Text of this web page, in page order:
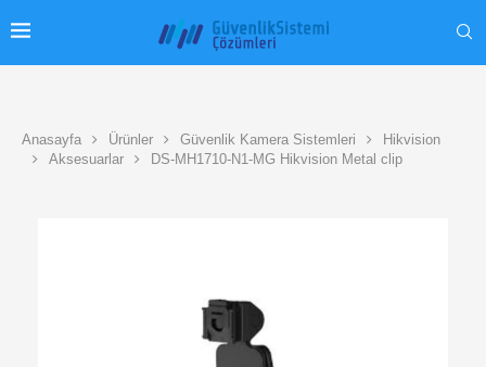
Anasayfa Ürünler Güvenlik Kamera Sistemleri
Hikvision
Aksesuarlar
DS-MH1710-N1-MG Hikvision Metal clip